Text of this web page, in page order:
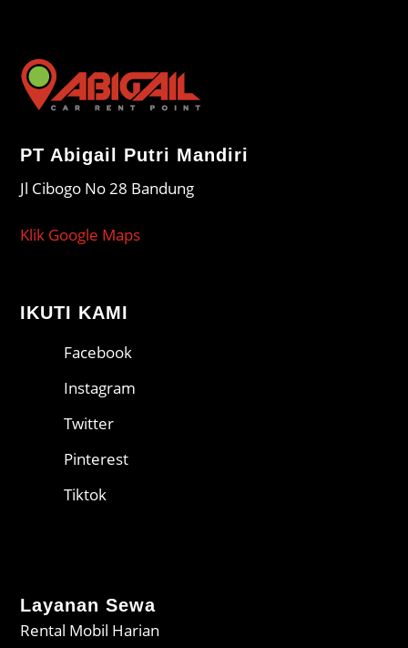
PT Abigail Putri Mandiri
Jl Cibogo No 28 Bandung
Klik Google Maps
IKUTI KAMI
Facebook
Instagram
Twitter
Pinterest
Tiktok
Layanan Sewa
Rental Mobil Harian